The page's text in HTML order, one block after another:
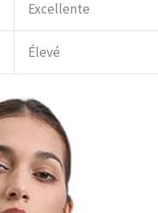
Excellente
Élevé